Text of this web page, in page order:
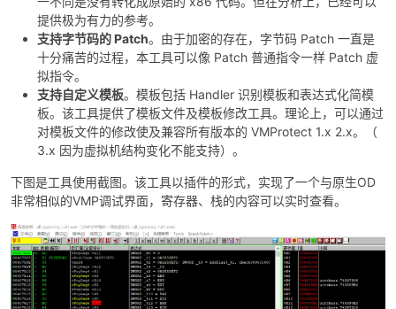
提供极为有力的参考。
支持字节码的 Patch。由于加密的存在，字节码 Patch 一直是
十分痛苦的过程，本工具可以像 Patch 普通指令一样 Patch 虚
拟指令。
支持自定义模板。模板包括 Handler 识别模板和表达式化简模
板。该工具提供了模板文件及模板修改工具。理论上，可以通过
对模板文件的修改使及兼容所有版本的 VMProtect 1.x 2.x。（
3.x 因为虚拟机结构变化不能支持）。
下图是工具使用截图。该工具以插件的形式，实现了一个与原生OD
非常相似的VMP调试界面，寄存器、栈的内容可以实时查看。